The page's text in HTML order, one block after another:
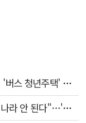
[속보]"내로남불·탁상공론"…황희 '버스 청년주택' 제안에 與 내부서도 쓴소리
李대통령 "결혼 때문에 손해 보는 나라 안 된다"…'결혼 페널티' 22개 손본다